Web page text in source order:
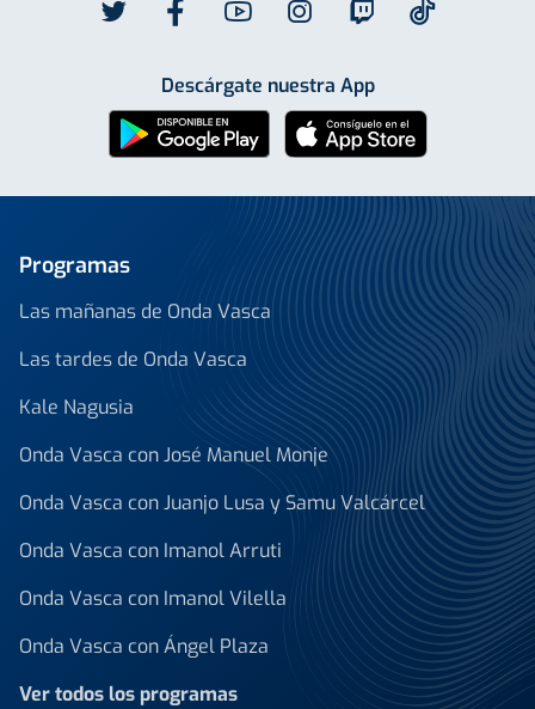
Descárgate nuestra App
Programas
Las mañanas de Onda Vasca
Las tardes de Onda Vasca
Kale Nagusia
Onda Vasca con José Manuel Monje
Onda Vasca con Juanjo Lusa y Samu Valcárcel
Onda Vasca con Imanol Arruti
Onda Vasca con Imanol Vilella
Onda Vasca con Ángel Plaza
Ver todos los programas